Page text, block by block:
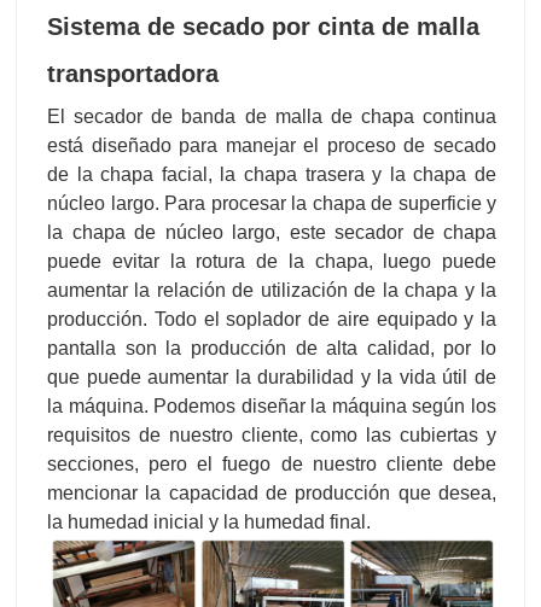
Sistema de secado por cinta de malla
transportadora
El secador de banda de malla de chapa continua
está diseñado para manejar el proceso de secado
de la chapa facial, la chapa trasera y la chapa de
núcleo largo. Para procesar la chapa de superficie y
la chapa de núcleo largo, este secador de chapa
puede evitar la rotura de la chapa, luego puede
aumentar la relación de utilización de la chapa y la
producción. Todo el soplador de aire equipado y la
pantalla son la producción de alta calidad, por lo
que puede aumentar la durabilidad y la vida útil de
la máquina. Podemos diseñar la máquina según los
requisitos de nuestro cliente, como las cubiertas y
secciones, pero el fuego de nuestro cliente debe
mencionar la capacidad de producción que desea,
la humedad inicial y la humedad final.